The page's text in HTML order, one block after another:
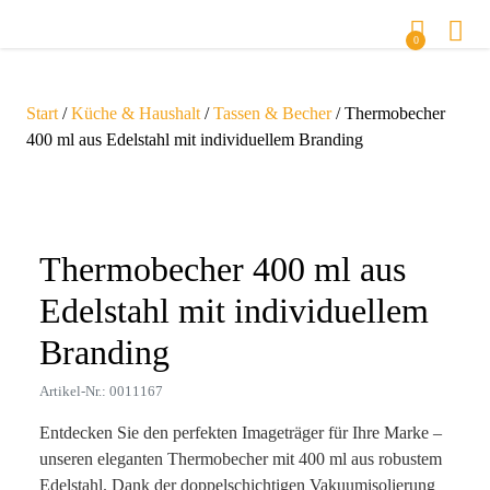
0
Start /Küche & Haushalt /Tassen & Becher/ Thermobecher
400 ml aus Edelstahl mit individuellem Branding
Thermobecher 400 ml aus
Edelstahl mit individuellem
Branding
Artikel-Nr.: 0011167
Entdecken Sie den perfekten Imageträger für Ihre Marke –
unseren eleganten Thermobecher mit 400 ml aus robustem
Edelstahl. Dank der doppelschichtigen Vakuumisolierung